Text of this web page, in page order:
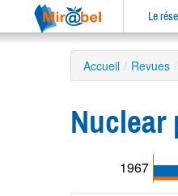
Le
Accueil / Revues /
Nuclear
1967